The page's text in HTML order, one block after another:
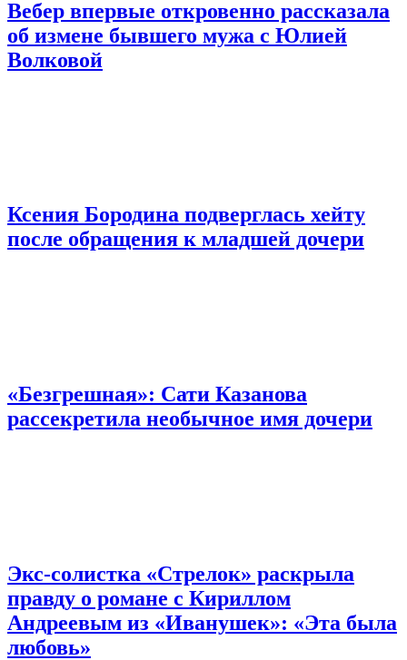
Вебер впервые откровенно рассказала
об измене бывшего мужа с Юлией
Волковой
Ксения Бородина подверглась хейту
после обращения к младшей дочери
«Безгрешная»: Сати Казанова
рассекретила необычное имя дочери
Экс-солистка «Стрелок» раскрыла
правду о романе с Кириллом
Андреевым из «Иванушек»: «Эта была
любовь»